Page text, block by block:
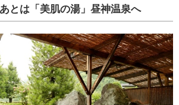
とは「美肌の湯」昼神温泉へ